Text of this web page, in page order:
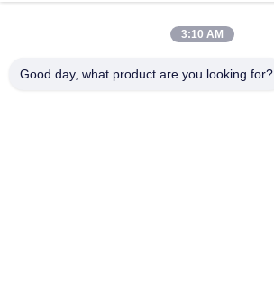
3:10 AM
Good day, what product are you looking for?